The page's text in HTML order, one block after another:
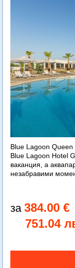
Blue Lagoon Queen
Blue Lagoon Hotel
ваканция, а
незабравими
384.00 €
751.04